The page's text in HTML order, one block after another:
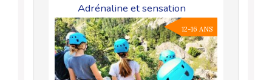
Adrénaline et sensation
12-16 ANS